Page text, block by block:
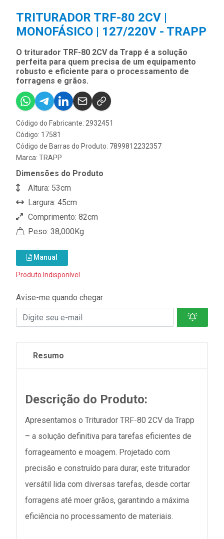
TRITURADOR TRF-80 2CV |
MONOFÁSICO | 127/220V - TRAPP
O triturador TRF-80 2CV da Trapp é a solução
perfeita para quem precisa de um equipamento
robusto e eficiente para o processamento de
forragens e grãos.
Código do Fabricante: 2932451
Código: 17581
Código de Barras do Produto: 7899812232357
Marca: TRAPP
Dimensões do Produto
Altura: 53cm
Largura: 45cm
Comprimento: 82cm
Peso: 38,000Kg
Manual
Produto Indisponível
Avise-me quando chegar
Resumo
Descrição do Produto:
Apresentamos o Triturador TRF-80 2CV da Trapp
– a solução definitiva para tarefas eficientes de
forrageamento e moagem. Projetado com
precisão e construído para durar, este triturador
versátil lida com diversas tarefas, desde cortar
forragens até moer grãos, garantindo a máxima
eficiência no processamento de materiais.